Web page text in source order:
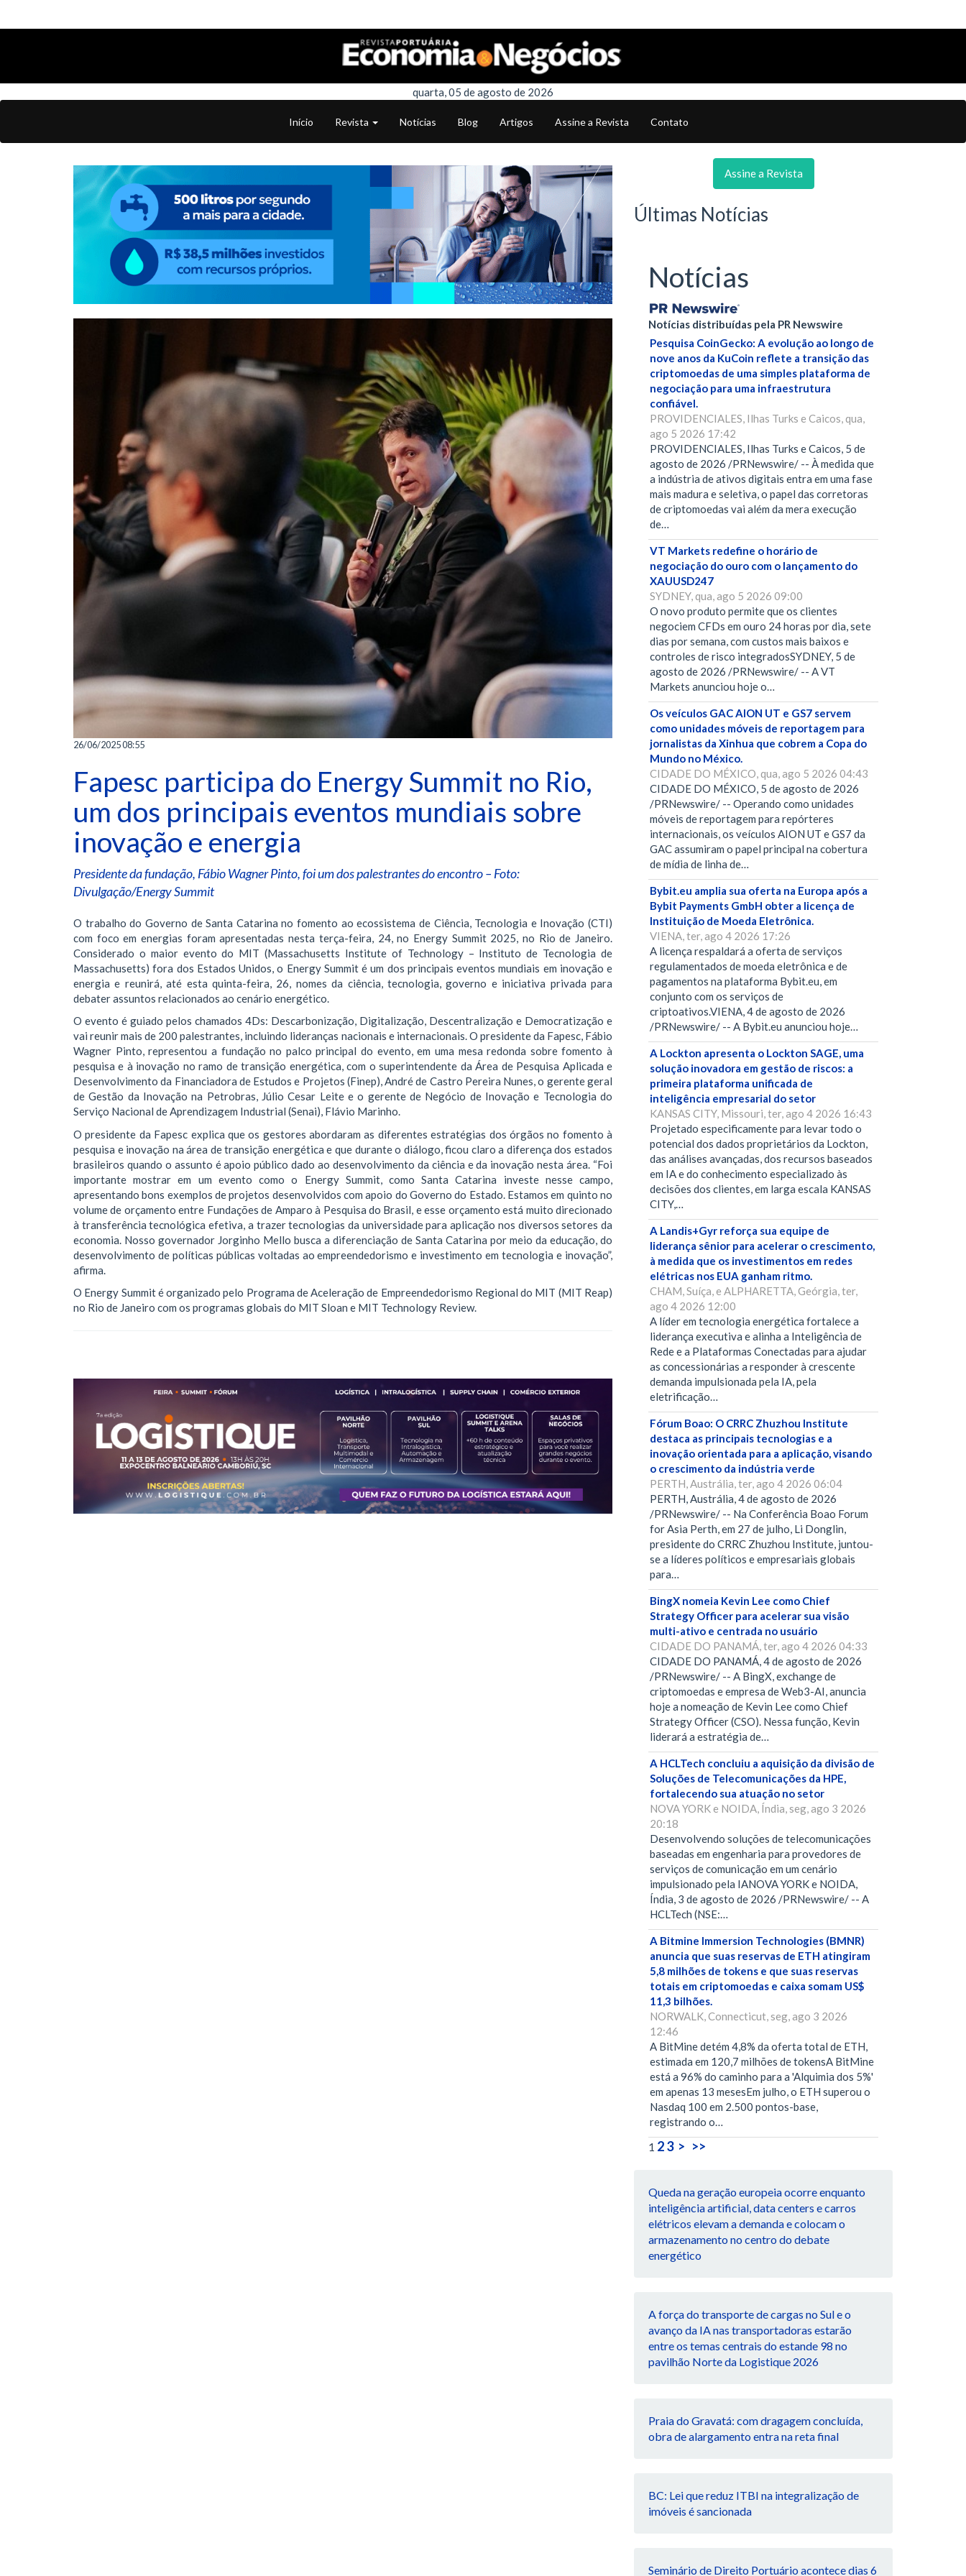
quarta, 05 de agosto de 2026
Início Revista Notícias Blog Artigos Assine a Revista Contato
26/06/2025 08:55
Fapesc participa do Energy Summit no Rio,
um dos principais eventos mundiais sobre
inovação e energia
Presidente da fundação, Fábio Wagner Pinto, foi um dos palestrantes do encontro – Foto:
Divulgação/Energy Summit
O trabalho do Governo de Santa Catarina no fomento ao ecossistema de Ciência, Tecnologia e Inovação (CTI)
com foco em energias foram apresentadas nesta terça-feira, 24, no Energy Summit 2025, no Rio de Janeiro.
Considerado o maior evento do MIT (Massachusetts Institute of Technology – Instituto de Tecnologia de
Massachusetts) fora dos Estados Unidos, o Energy Summit é um dos principais eventos mundiais em inovação e
energia e reunirá, até esta quinta-feira, 26, nomes da ciência, tecnologia, governo e iniciativa privada para
debater assuntos relacionados ao cenário energético.
O evento é guiado pelos chamados 4Ds: Descarbonização, Digitalização, Descentralização e Democratização e
vai reunir mais de 200 palestrantes, incluindo lideranças nacionais e internacionais. O presidente da Fapesc, Fábio
Wagner Pinto, representou a fundação no palco principal do evento, em uma mesa redonda sobre fomento à
pesquisa e à inovação no ramo de transição energética, com o superintendente da Área de Pesquisa Aplicada e
Desenvolvimento da Financiadora de Estudos e Projetos (Finep), André de Castro Pereira Nunes, o gerente geral
de Gestão da Inovação na Petrobras, Júlio Cesar Leite e o gerente de Negócio de Inovação e Tecnologia do
Serviço Nacional de Aprendizagem Industrial (Senai), Flávio Marinho.
O presidente da Fapesc explica que os gestores abordaram as diferentes estratégias dos órgãos no fomento à
pesquisa e inovação na área de transição energética e que durante o diálogo, ficou claro a diferença dos estados
brasileiros quando o assunto é apoio público dado ao desenvolvimento da ciência e da inovação nesta área. “Foi
importante mostrar em um evento como o Energy Summit, como Santa Catarina investe nesse campo,
apresentando bons exemplos de projetos desenvolvidos com apoio do Governo do Estado. Estamos em quinto no
volume de orçamento entre Fundações de Amparo à Pesquisa do Brasil, e esse orçamento está muito direcionado
à transferência tecnológica efetiva, a trazer tecnologias da universidade para aplicação nos diversos setores da
economia. Nosso governador Jorginho Mello busca a diferenciação de Santa Catarina por meio da educação, do
desenvolvimento de políticas públicas voltadas ao empreendedorismo e investimento em tecnologia e inovação”,
afirma.
O Energy Summit é organizado pelo Programa de Aceleração de Empreendedorismo Regional do MIT (MIT Reap)
no Rio de Janeiro com os programas globais do MIT Sloan e MIT Technology Review.
Assine a Revista
Últimas Notícias
Notícias
Notícias distribuídas pela PR Newswire
Pesquisa CoinGecko: A evolução ao longo de
nove anos da KuCoin reflete a transição das
criptomoedas de uma simples plataforma de
negociação para uma infraestrutura
confiável.
PROVIDENCIALES, Ilhas Turks e Caicos, qua,
ago 5 2026 17:42
PROVIDENCIALES, Ilhas Turks e Caicos, 5 de
agosto de 2026 /PRNewswire/ -- À medida que
a indústria de ativos digitais entra em uma fase
mais madura e seletiva, o papel das corretoras
de criptomoedas vai além da mera execução
de…
VT Markets redefine o horário de
negociação do ouro com o lançamento do
XAUUSD247
SYDNEY, qua, ago 5 2026 09:00
O novo produto permite que os clientes
negociem CFDs em ouro 24 horas por dia, sete
dias por semana, com custos mais baixos e
controles de risco integradosSYDNEY, 5 de
agosto de 2026 /PRNewswire/ -- A VT
Markets anunciou hoje o…
Os veículos GAC AION UT e GS7 servem
como unidades móveis de reportagem para
jornalistas da Xinhua que cobrem a Copa do
Mundo no México.
CIDADE DO MÉXICO, qua, ago 5 2026 04:43
CIDADE DO MÉXICO, 5 de agosto de 2026
/PRNewswire/ -- Operando como unidades
móveis de reportagem para repórteres
internacionais, os veículos AION UT e GS7 da
GAC assumiram o papel principal na cobertura
de mídia de linha de…
Bybit.eu amplia sua oferta na Europa após a
Bybit Payments GmbH obter a licença de
Instituição de Moeda Eletrônica.
VIENA, ter, ago 4 2026 17:26
A licença respaldará a oferta de serviços
regulamentados de moeda eletrônica e de
pagamentos na plataforma Bybit.eu, em
conjunto com os serviços de
criptoativos.VIENA, 4 de agosto de 2026
/PRNewswire/ -- A Bybit.eu anunciou hoje…
A Lockton apresenta o Lockton SAGE, uma
solução inovadora em gestão de riscos: a
primeira plataforma unificada de
inteligência empresarial do setor
KANSAS CITY, Missouri, ter, ago 4 2026 16:43
Projetado especificamente para levar todo o
potencial dos dados proprietários da Lockton,
das análises avançadas, dos recursos baseados
em IA e do conhecimento especializado às
decisões dos clientes, em larga escala KANSAS
CITY,…
A Landis+Gyr reforça sua equipe de
liderança sênior para acelerar o crescimento,
à medida que os investimentos em redes
elétricas nos EUA ganham ritmo.
CHAM, Suíça, e ALPHARETTA, Geórgia, ter,
ago 4 2026 12:00
A líder em tecnologia energética fortalece a
liderança executiva e alinha a Inteligência de
Rede e a Plataformas Conectadas para ajudar
as concessionárias a responder à crescente
demanda impulsionada pela IA, pela
eletrificação…
Fórum Boao: O CRRC Zhuzhou Institute
destaca as principais tecnologias e a
inovação orientada para a aplicação, visando
o crescimento da indústria verde
PERTH, Austrália, ter, ago 4 2026 06:04
PERTH, Austrália, 4 de agosto de 2026
/PRNewswire/ -- Na Conferência Boao Forum
for Asia Perth, em 27 de julho, Li Donglin,
presidente do CRRC Zhuzhou Institute, juntou-
se a líderes políticos e empresariais globais
para…
BingX nomeia Kevin Lee como Chief
Strategy Officer para acelerar sua visão
multi-ativo e centrada no usuário
CIDADE DO PANAMÁ, ter, ago 4 2026 04:33
CIDADE DO PANAMÁ, 4 de agosto de 2026
/PRNewswire/ -- A BingX, exchange de
criptomoedas e empresa de Web3-AI, anuncia
hoje a nomeação de Kevin Lee como Chief
Strategy Officer (CSO). Nessa função, Kevin
liderará a estratégia de…
A HCLTech concluiu a aquisição da divisão de
Soluções de Telecomunicações da HPE,
fortalecendo sua atuação no setor
NOVA YORK e NOIDA, Índia, seg, ago 3 2026
20:18
Desenvolvendo soluções de telecomunicações
baseadas em engenharia para provedores de
serviços de comunicação em um cenário
impulsionado pela IANOVA YORK e NOIDA,
Índia, 3 de agosto de 2026 /PRNewswire/ -- A
HCLTech (NSE:…
A Bitmine Immersion Technologies (BMNR)
anuncia que suas reservas de ETH atingiram
5,8 milhões de tokens e que suas reservas
totais em criptomoedas e caixa somam US$
11,3 bilhões.
NORWALK, Connecticut, seg, ago 3 2026
12:46
A BitMine detém 4,8% da oferta total de ETH,
estimada em 120,7 milhões de tokensA BitMine
está a 96% do caminho para a 'Alquimia dos 5%'
em apenas 13 mesesEm julho, o ETH superou o
Nasdaq 100 em 2.500 pontos-base,
registrando o…
1 23 > >>
Queda na geração europeia ocorre enquanto
inteligência artificial, data centers e carros
elétricos elevam a demanda e colocam o
armazenamento no centro do debate
energético
A força do transporte de cargas no Sul e o
avanço da IA nas transportadoras estarão
entre os temas centrais do estande 98 no
pavilhão Norte da Logistique 2026
Praia do Gravatá: com dragagem concluída,
obra de alargamento entra na reta final
BC: Lei que reduz ITBI na integralização de
imóveis é sancionada
Seminário de Direito Portuário acontece dias 6